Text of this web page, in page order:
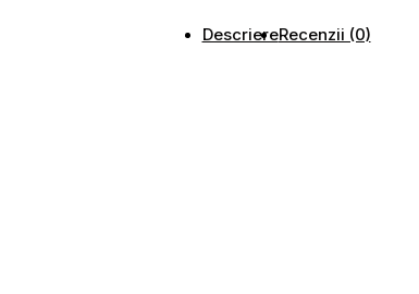
DescriereRecenzii (0)